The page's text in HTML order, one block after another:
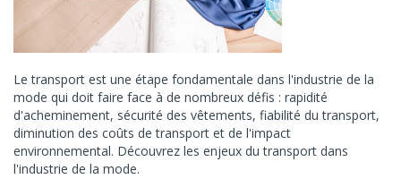
Le transport est une étape fondamentale dans l'industrie de la
mode qui doit faire face à de nombreux défis : rapidité
d'acheminement, sécurité des vêtements, fiabilité du transport,
diminution des coûts de transport et de l'impact
environnemental. Découvrez les enjeux du transport dans
l'industrie de la mode.